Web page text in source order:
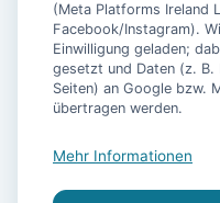
(Meta Platforms Ireland
Facebook/Instagram).
Einwilligung geladen;
gesetzt und Daten (z. B.
Seiten) an Google bzw.
übertragen werden.
Mehr Informationen